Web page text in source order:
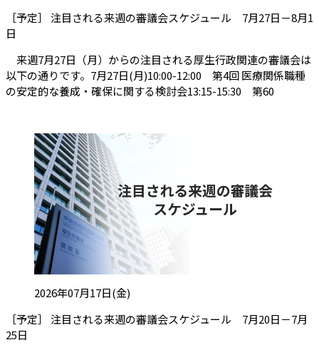
［予定］ 注目される来週の審議会スケジュール 7月27日－8月1
日
来週7月27日（月）からの注目される厚生行政関連の審議会は
以下の通りです。7月27日(月)10:00-12:00 第4回 医療関係職種
の安定的な養成・確保に関する検討会13:15-15:30 第60
投稿日:2026年07月17日(金)
［予定］ 注目される来週の審議会スケジュール 7月20日－7月
25日